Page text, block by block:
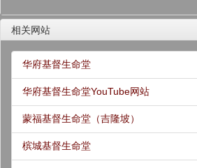
相关网站
华府基督生命堂
华府基督生命堂YouTube网站
蒙福基督生命堂（吉隆坡）
槟城基督生命堂